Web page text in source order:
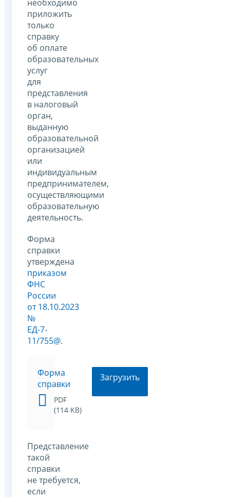
необходимо
приложить
только
справку
об оплате
образовательных
услуг
для
представления
в налоговый
орган,
выданную
образовательной
организацией
или
индивидуальным
предпринимателем,
осуществляющими
образовательную
деятельность.
Форма
справки
утверждена
приказом
ФНС
России
от 18.10.2023
№
ЕД-7-
11/755@.
Форма
справки
PDF
(114 KB)
Загрузить
Представление
такой
справки
не требуется,
если